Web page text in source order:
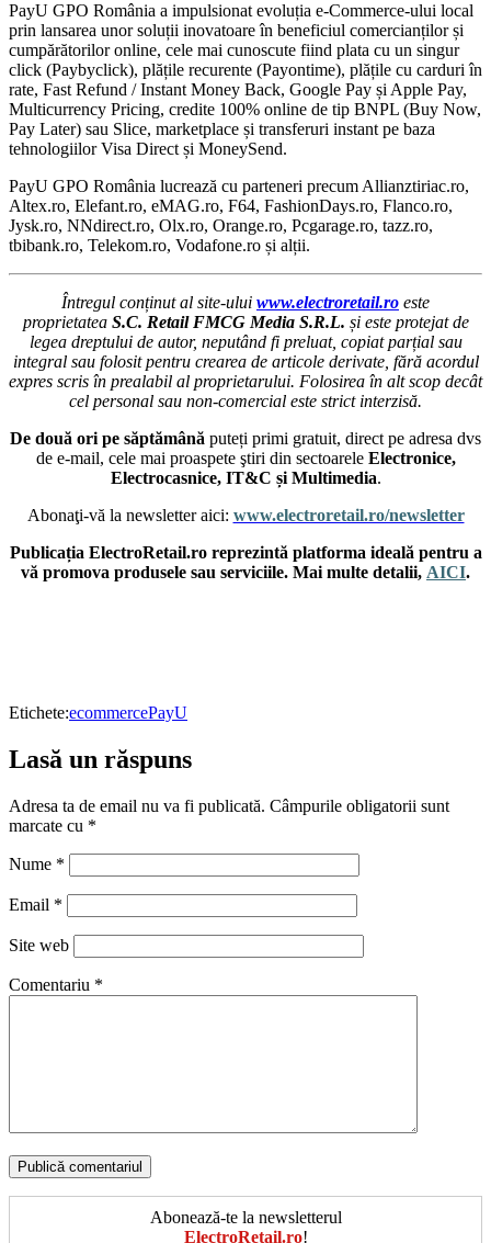
PayU GPO România a impulsionat evoluția e-Commerce-ului local
prin lansarea unor soluții inovatoare în beneficiul comercianților și
cumpărătorilor online, cele mai cunoscute fiind plata cu un singur
click (Paybyclick), plățile recurente (Payontime), plățile cu carduri în
rate, Fast Refund / Instant Money Back, Google Pay și Apple Pay,
Multicurrency Pricing, credite 100% online de tip BNPL (Buy Now,
Pay Later) sau Slice, marketplace și transferuri instant pe baza
tehnologiilor Visa Direct și MoneySend.
PayU GPO România lucrează cu parteneri precum Allianztiriac.ro,
Altex.ro, Elefant.ro, eMAG.ro, F64, FashionDays.ro, Flanco.ro,
Jysk.ro, NNdirect.ro, Olx.ro, Orange.ro, Pcgarage.ro, tazz.ro,
tbibank.ro, Telekom.ro, Vodafone.ro și alții.
Întregul conținut al site-ului www.electroretail.ro este
proprietatea S.C. Retail FMCG Media S.R.L. și este protejat de
legea dreptului de autor, neputând fi preluat, copiat parțial sau
integral sau folosit pentru crearea de articole derivate, fără acordul
expres scris în prealabil al proprietarului. Folosirea în alt scop decât
cel personal sau non-comercial este strict interzisă.
De două ori pe săptămână puteți primi gratuit, direct pe adresa dvs
de e-mail, cele mai proaspete ştiri din sectoarele Electronice,
Electrocasnice, IT&C și Multimedia.
Abonaţi-vă la newsletter aici: www.electroretail.ro/newsletter
Publicația ElectroRetail.ro reprezintă platforma ideală pentru a
vă promova produsele sau serviciile. Mai multe detalii, AICI.
Etichete:ecommercePayU
Lasă un răspuns
Adresa ta de email nu va fi publicată. Câmpurile obligatorii sunt
marcate cu *
Nume *
Email *
Site web
Comentariu *
Abonează-te la newsletterul
ElectroRetail.ro!